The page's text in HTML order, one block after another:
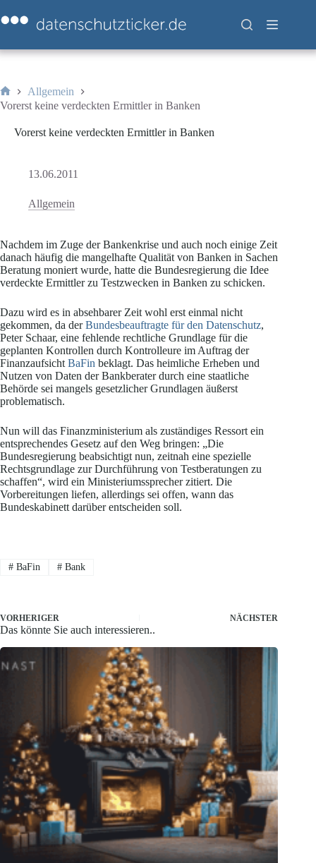
Inhalt
springen
Start
Allgemein
Vorerst keine verdeckten Ermittler in Banken
Vorerst keine verdeckten Ermittler in Banken
13.06.2011
Allgemein
Nachdem im Zuge der Bankenkrise und auch noch einige Zeit
danach häufig die mangelhafte Qualität von Banken in Sachen
Beratung moniert wurde, hatte die Bundesregierung die Idee
verdeckte Ermittler zu Testzwecken in Banken zu schicken.
Dazu wird es in absehbarer Zeit wohl erst einmal nicht
gekommen, da derBundesbeauftragte für den Datenschutz,
Peter Schaar, eine fehlende rechtliche Grundlage für die
geplanten Kontrollen durch Kontrolleure im Auftrag der
Finanzaufsicht BaFin beklagt. Das heimliche Erheben und
Nutzen von Daten der Bankberater durch eine staatliche
Behörde sei mangels gesetzlicher Grundlagen äußerst
problematisch.
Nun will das Finanzministerium als zuständiges Ressort ein
entsprechendes Gesetz auf den Weg bringen: „Die
Bundesregierung beabsichtigt nun, zeitnah eine spezielle
Rechtsgrundlage zur Durchführung von Testberatungen zu
schaffen“, wird ein Ministeriumssprecher zitiert. Die
Vorbereitungen liefen, allerdings sei offen, wann das
Bundeskabinett darüber entscheiden soll.
#BaFin #Bank
VORHERIGER NÄCHSTER
Das könnte Sie auch interessieren..